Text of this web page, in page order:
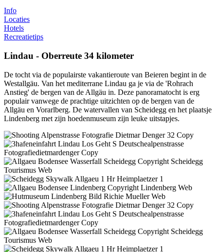
Info
Locaties
Hotels
Recreatietips
Lindau - Oberreute 34 kilometer
De tocht via de populairste vakantieroute van Beieren begint in de
Westallgäu. Van het mediterrane Lindau ga je via de 'Rohrach
Anstieg' de bergen van de Allgäu in. Deze panoramatocht is erg
populair vanwege de prachtige uitzichten op de bergen van de
Allgäu en Vorarlberg. De watervallen van Scheidegg en het plaatsje
Lindenberg met zijn hoedenmuseum zijn leuke uitstapjes.